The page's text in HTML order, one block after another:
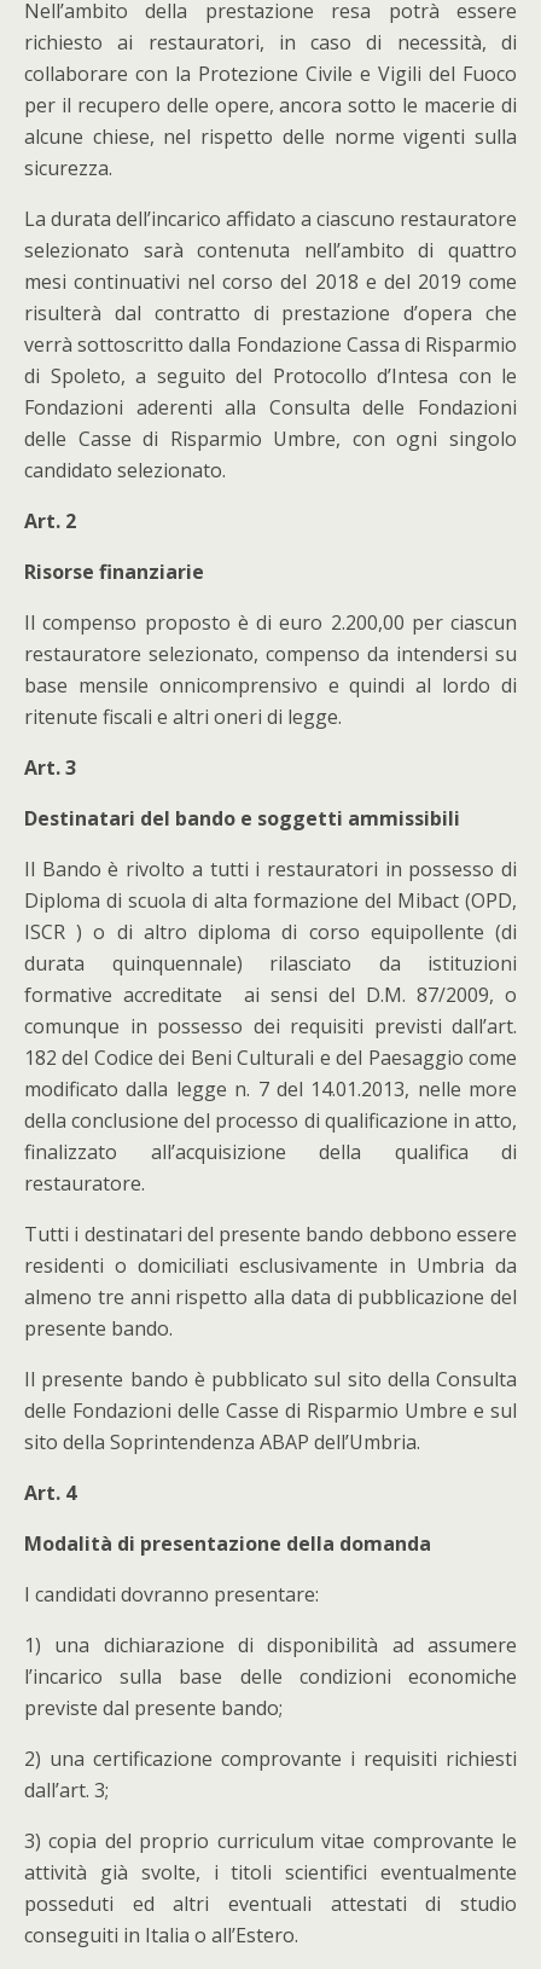
Nell’ambito della prestazione resa potrà essere
richiesto ai restauratori, in caso di necessità, di
collaborare con la Protezione Civile e Vigili del Fuoco
per il recupero delle opere, ancora sotto le macerie di
alcune chiese, nel rispetto delle norme vigenti sulla
sicurezza.
La durata dell’incarico affidato a ciascuno restauratore
selezionato sarà contenuta nell’ambito di quattro
mesi continuativi nel corso del 2018 e del 2019 come
risulterà dal contratto di prestazione d’opera che
verrà sottoscritto dalla Fondazione Cassa di Risparmio
di Spoleto, a seguito del Protocollo d’Intesa con le
Fondazioni aderenti alla Consulta delle Fondazioni
delle Casse di Risparmio Umbre, con ogni singolo
candidato selezionato.
Art. 2
Risorse finanziarie
Il compenso proposto è di euro 2.200,00 per ciascun
restauratore selezionato, compenso da intendersi su
base mensile onnicomprensivo e quindi al lordo di
ritenute fiscali e altri oneri di legge.
Art. 3
Destinatari del bando e soggetti ammissibili
Il Bando è rivolto a tutti i restauratori in possesso di
Diploma di scuola di alta formazione del Mibact (OPD,
ISCR ) o di altro diploma di corso equipollente (di
durata quinquennale) rilasciato da istituzioni
formative accreditate ai sensi del D.M. 87/2009, o
comunque in possesso dei requisiti previsti dall’art.
182 del Codice dei Beni Culturali e del Paesaggio come
modificato dalla legge n. 7 del 14.01.2013, nelle more
della conclusione del processo di qualificazione in atto,
finalizzato all’acquisizione della qualifica di
restauratore.
Tutti i destinatari del presente bando debbono essere
residenti o domiciliati esclusivamente in Umbria da
almeno tre anni rispetto alla data di pubblicazione del
presente bando.
Il presente bando è pubblicato sul sito della Consulta
delle Fondazioni delle Casse di Risparmio Umbre e sul
sito della Soprintendenza ABAP dell’Umbria.
Art. 4
Modalità di presentazione della domanda
I candidati dovranno presentare:
1) una dichiarazione di disponibilità ad assumere
l’incarico sulla base delle condizioni economiche
previste dal presente bando;
2) una certificazione comprovante i requisiti richiesti
dall’art. 3;
3) copia del proprio curriculum vitae comprovante le
attività già svolte, i titoli scientifici eventualmente
posseduti ed altri eventuali attestati di studio
conseguiti in Italia o all’Estero.